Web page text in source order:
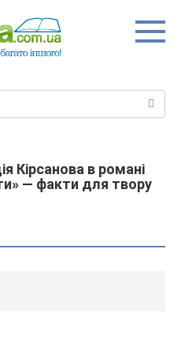
Кірсанова в романі
— факти для твору